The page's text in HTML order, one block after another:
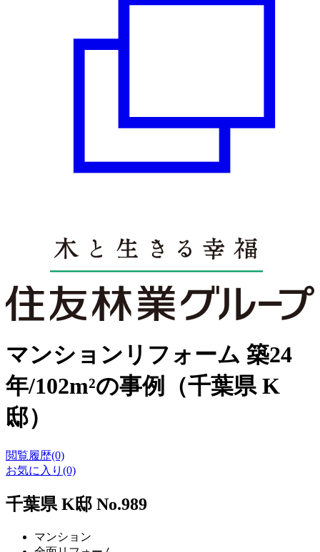
マンションリフォーム 築24
年/102m²の事例（千葉県 K
邸）
閲覧履歴(0)
お気に入り(0)
千葉県 K邸 No.989
マンション